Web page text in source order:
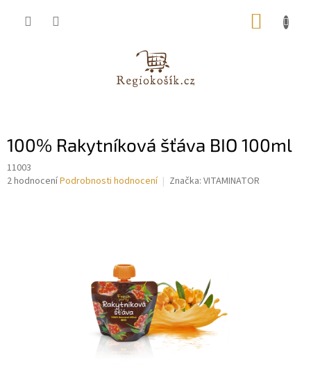
100% Rakytníková šťáva BIO 100ml
11003
Průměrné
2 hodnoceníPodrobnosti hodnocení Značka: VITAMINATOR